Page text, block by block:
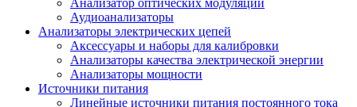
Аудиоанализаторы
Анализаторы электрических цепей
Аксессуары и наборы для калибровки
Анализаторы качества электрической энергии
Анализаторы мощности
Источники питания
Линейные источники питания постоянного тока